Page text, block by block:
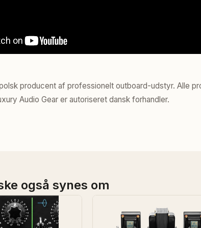
producent af professionelt outboard-udstyr. Alle
Audio Gear er autoriseret dansk forhandler.
også synes om